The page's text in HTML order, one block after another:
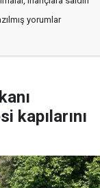
yorumlar
kapılarını